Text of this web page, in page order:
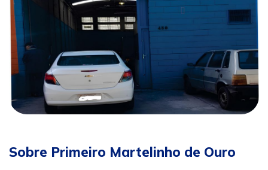
Sobre Primeiro Martelinho de Ouro